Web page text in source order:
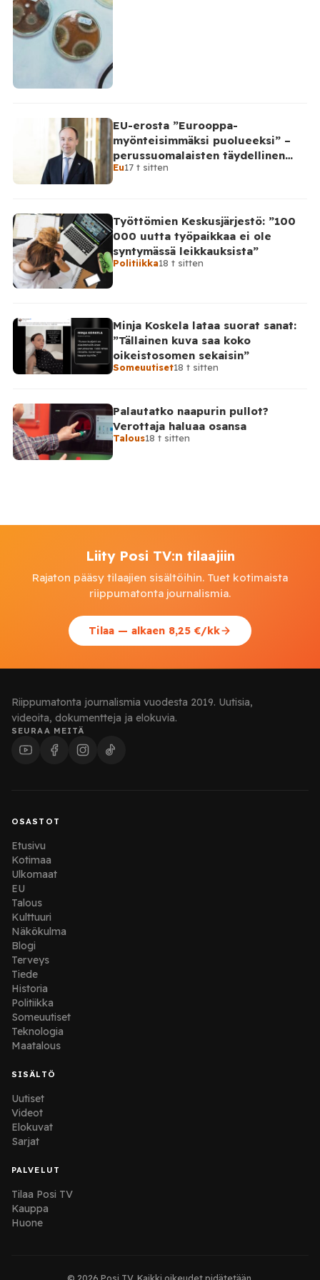
EU-erosta ”Eurooppa-
myönteisimmäksi puolueeksi” –
perussuomalaisten täydellinen
takinkääntö
Eu17 t sitten
Työttömien Keskusjärjestö: ”100
000 uutta työpaikkaa ei ole
syntymässä leikkauksista”
Politiikka18 t sitten
Minja Koskela lataa suorat sanat:
”Tällainen kuva saa koko
oikeistosomen sekaisin”
Someuutiset18 t sitten
Palautatko naapurin pullot?
Verottaja haluaa osansa
Talous18 t sitten
Liity Posi TV:n tilaajiin
Rajaton pääsy tilaajien sisältöihin. Tuet kotimaista
riippumatonta journalismia.
Tilaa — alkaen 8,25 €/kk
Riippumatonta journalismia vuodesta 2019. Uutisia,
videoita, dokumentteja ja elokuvia.
SEURAA MEITÄ
OSASTOT
Etusivu
Kotimaa
Ulkomaat
EU
Talous
Kulttuuri
Näkökulma
Blogi
Terveys
Tiede
Historia
Politiikka
Someuutiset
Teknologia
Maatalous
SISÄLTÖ
Uutiset
Videot
Elokuvat
Sarjat
PALVELUT
Tilaa Posi TV
Kauppa
Huone